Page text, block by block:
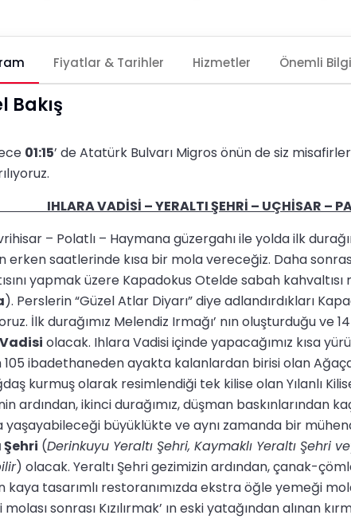
Fiyatlar & Tarihler Hizmetler Önemli
Bakış
01:15’ de Atatürk Bulvarı Migros önün de siz
IHLARA VADİSİ – YERALTI ŞEHRİ – UÇHİSAR –
– Polatlı – Haymana güzergahı ile yolda ilk
erken saatlerinde kısa bir mola vereceğiz. Daha
yapmak üzere Kapadokus Otelde sabah kahvaltısı
). Perslerin “Güzel Atlar Diyarı” diye adlandırdıkları
İlk durağımız Melendiz Irmağı’ nın oluşturduğu ve
olacak. Ihlara Vadisi içinde yapacağımız kısa
ibadethaneden ayakta kalanlardan birisi olan
kurmuş olarak resimlendiği tek kilise olan Yılanlı
ardından, ikinci durağımız, düşman baskınlarından
büyüklükte ve aynı zamanda bir
Şehri (Derinkuyu Yeraltı Şehri, Kaymaklı Yeraltı Şehri
) olacak. Yeraltı Şehri gezimizin ardından, çanak-
kaya tasarımlı restoranımızda ekstra öğle yemeği
sonrası Kızılırmak’ ın eski yatağından alınan